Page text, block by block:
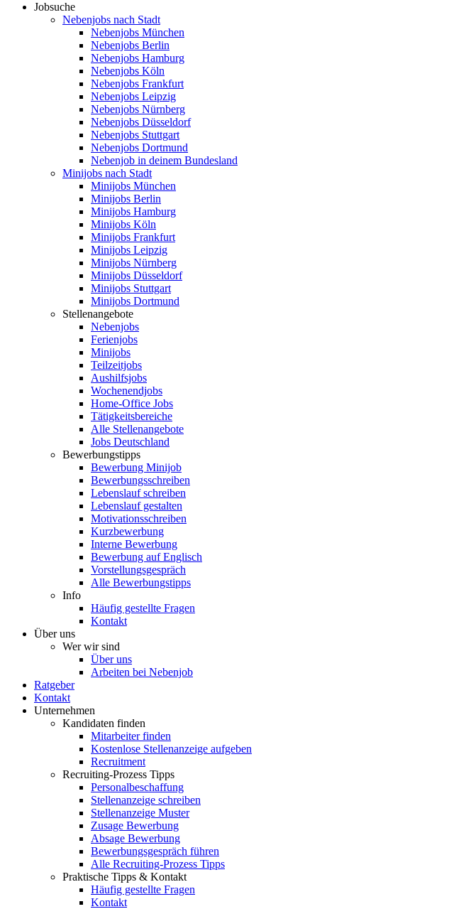
Jobsuche
Nebenjobs nach Stadt
Nebenjobs München
Nebenjobs Berlin
Nebenjobs Hamburg
Nebenjobs Köln
Nebenjobs Frankfurt
Nebenjobs Leipzig
Nebenjobs Nürnberg
Nebenjobs Düsseldorf
Nebenjobs Stuttgart
Nebenjobs Dortmund
Nebenjob in deinem Bundesland
Minijobs nach Stadt
Minijobs München
Minijobs Berlin
Minijobs Hamburg
Minijobs Köln
Minijobs Frankfurt
Minijobs Leipzig
Minijobs Nürnberg
Minijobs Düsseldorf
Minijobs Stuttgart
Minijobs Dortmund
Stellenangebote
Nebenjobs
Ferienjobs
Minijobs
Teilzeitjobs
Aushilfsjobs
Wochenendjobs
Home-Office Jobs
Tätigkeitsbereiche
Alle Stellenangebote
Jobs Deutschland
Bewerbungstipps
Bewerbung Minijob
Bewerbungsschreiben
Lebenslauf schreiben
Lebenslauf gestalten
Motivationsschreiben
Kurzbewerbung
Interne Bewerbung
Bewerbung auf Englisch
Vorstellungsgespräch
Alle Bewerbungstipps
Info
Häufig gestellte Fragen
Kontakt
Über uns
Wer wir sind
Über uns
Arbeiten bei Nebenjob
Ratgeber
Kontakt
Unternehmen
Kandidaten finden
Mitarbeiter finden
Kostenlose Stellenanzeige aufgeben
Recruitment
Recruiting-Prozess Tipps
Personalbeschaffung
Stellenanzeige schreiben
Stellenanzeige Muster
Zusage Bewerbung
Absage Bewerbung
Bewerbungsgespräch führen
Alle Recruiting-Prozess Tipps
Praktische Tipps & Kontakt
Häufig gestellte Fragen
Kontakt